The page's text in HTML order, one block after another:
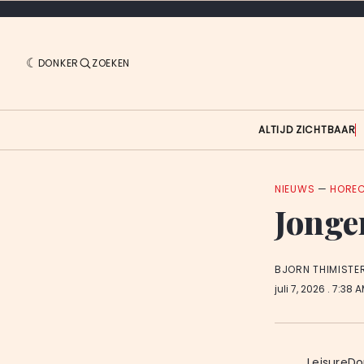
DONKER ZOEKEN
ALTIJD ZICHTBAAR
NIEUWS —
BJORN
juli 7, 2026 . 7:38